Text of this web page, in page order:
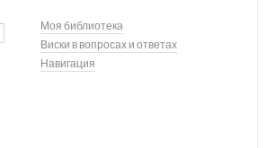
Моя библиотека
Виски в вопросах и ответах
Навигация